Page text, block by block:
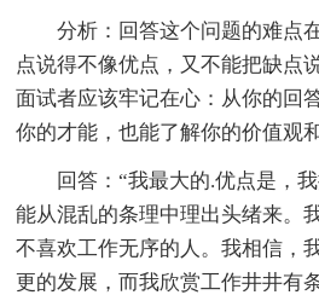
分析：回答这个问题的难点
点说得不像优点，又不能把缺点
面试者应该牢记在心：从你的回
你的才能，也能了解你的价值观
回答：“我最大的.优点是，我
能从混乱的条理中理出头绪来。
不喜欢工作无序的人。我相信，
更的发展，而我欣赏工作井井有